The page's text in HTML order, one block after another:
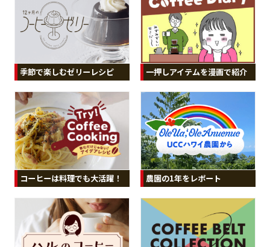
季節で楽しむゼリーレシピ 一押しアイテムを漫画で紹介
コーヒーは料理でも大活躍！ 農園の1年をレポート